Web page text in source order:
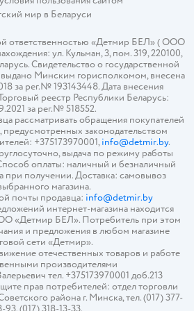
мир в Беларуси
ответственностью «Детмир БЕЛ» ( ООО
ул. Кульман, 3, пом. 319, 220100,
Свидетельство о государственной
Минским горисполкомом, внесена
за рег.№ 193143448. Дата внесения
реестр Республики Беларусь:
за рег.№ 518552.
рассматривать обращения покупателей
законодательством
+375173970001,info@detmir.by.
выдача по режиму работы
оплаты: наличный и безналичный
при получении. Доставка: самовывоз
магазина.
почты продавца: info@detmir.by
интернет-магазина находится
«Детмир БЕЛ». Потребитель при этом
и предложения в любом магазине
сети «Детмир».
отечественных товаров и работе
производителями
тел. +375173970001 доб.213
прав потребителей: отдел торговли
района г. Минска, тел. (017) 377-
93, (017) 318-13-33.